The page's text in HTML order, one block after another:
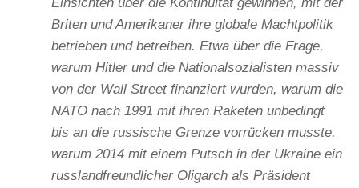
Briten und Amerikaner ihre globale Machtpolitik
betrieben und betreiben. Etwa über die Frage,
warum Hitler und die Nationalsozialisten massiv
von der Wall Street finanziert wurden, warum die
NATO nach 1991 mit ihren Raketen unbedingt
bis an die russische Grenze vorrücken musste,
warum 2014 mit einem Putsch in der Ukraine ein
russlandfreundlicher Oligarch als Präsident